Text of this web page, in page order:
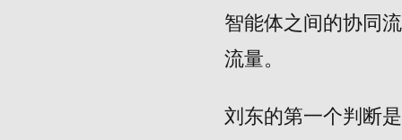
智能体之间的协同
流量。
刘东的第一个判断